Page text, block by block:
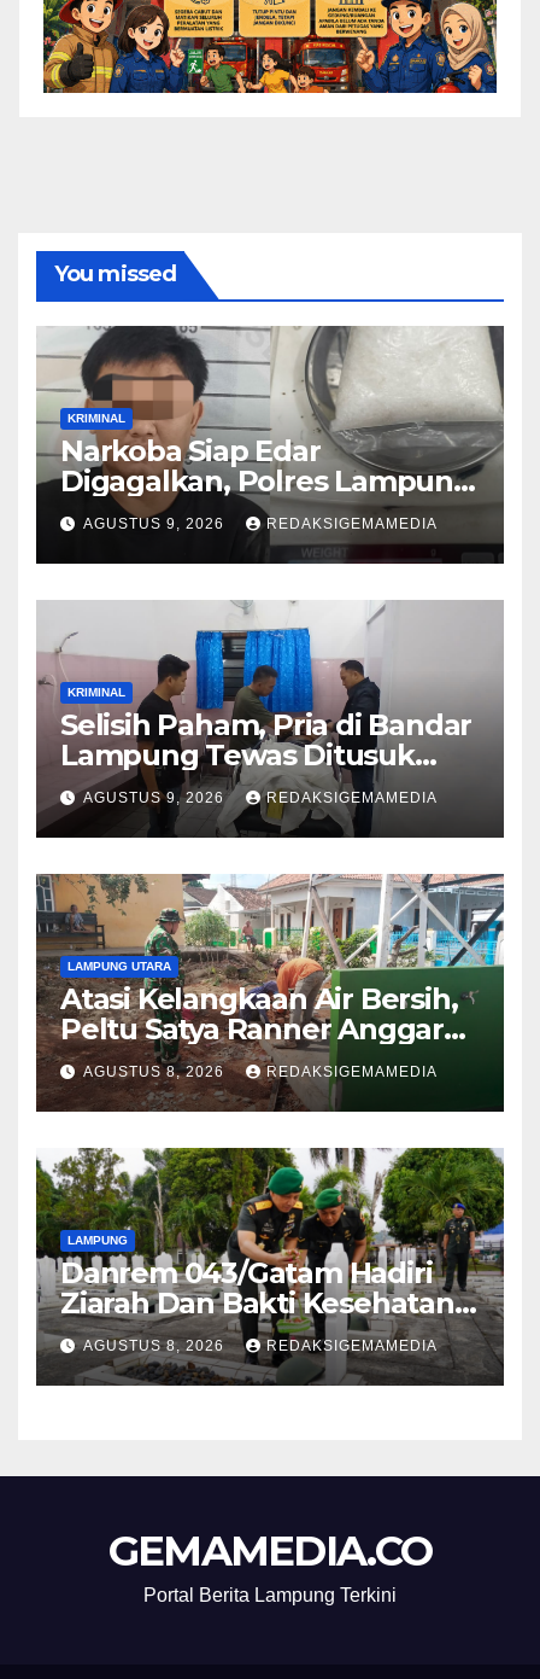
You missed
KRIMINAL
Narkoba Siap Edar
Digagalkan, Polres Lampung
Utara
AGUSTUS 9, 2026 REDAKSIGEMAMEDIA
KRIMINAL
Selisih Paham, Pria di Bandar
Lampung Tewas Ditusuk
Teman
AGUSTUS 9, 2026 REDAKSIGEMAMEDIA
LAMPUNG UTARA
Atasi Kelangkaan Air Bersih,
Peltu Satya Ranner Anggara
Rampungkan Pembangunan
Sumur Bor di Tanjung Aman
AGUSTUS 8, 2026 REDAKSIGEMAMEDIA
LAMPUNG
Danrem 043/Gatam Hadiri
Ziarah Dan Bakti Kesehatan
HUT Ke-1 Kodam XXI/Radin
Inten
AGUSTUS 8, 2026 REDAKSIGEMAMEDIA
GEMAMEDIA.CO
Portal Berita Lampung Terkini